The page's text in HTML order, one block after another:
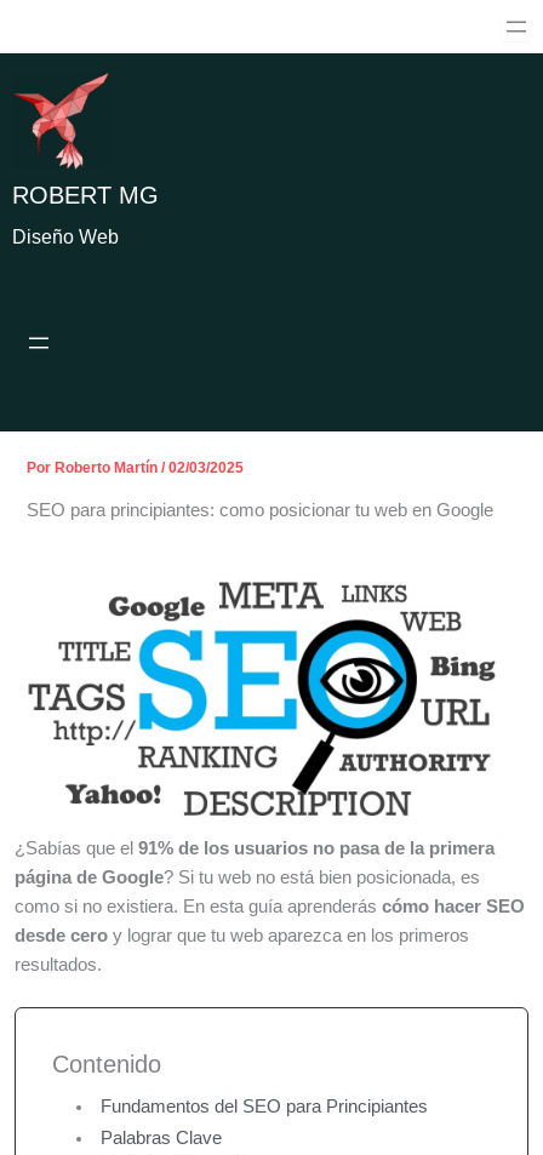
ROBERT MG
Diseño Web
PorRoberto Martín/02/03/2025
SEO para principiantes: como posicionar tu web en Google
¿Sabías que el91% de los usuarios no pasa de la primera
página de Google? Si tu web no está bien posicionada, es
como si no existiera. En esta guía aprenderáscómo hacer SEO
desde cero y lograr que tu web aparezca en los primeros
resultados.
Contenido
Fundamentos del SEO para Principiantes
Palabras Clave